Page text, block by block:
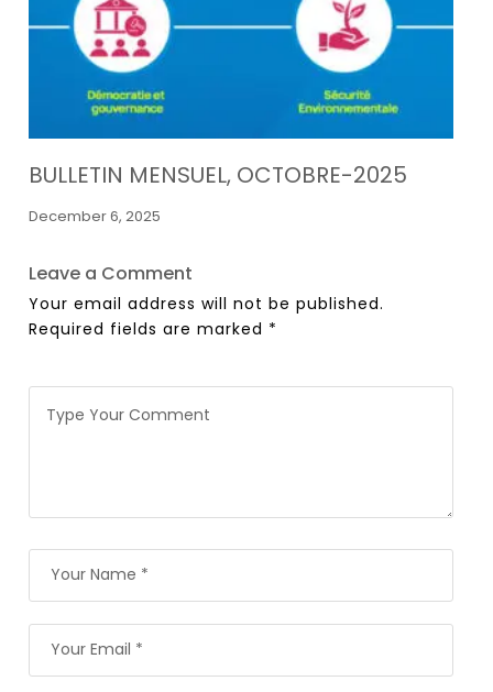
BULLETIN MENSUEL, OCTOBRE-2025
December 6, 2025
Leave a Comment
Your email address will not be published.
Required fields are marked *